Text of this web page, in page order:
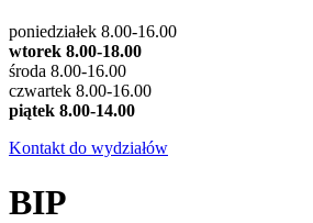
poniedziałek 8.00-16.00
wtorek 8.00-18.00
środa 8.00-16.00
czwartek 8.00-16.00
piątek 8.00-14.00
Kontakt do wydziałów
BIP